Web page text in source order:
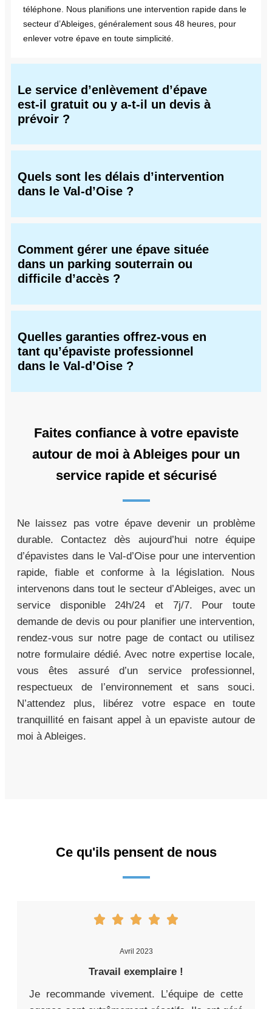
téléphone. Nous planifions une intervention rapide dans le
secteur d’Ableiges, généralement sous 48 heures, pour
enlever votre épave en toute simplicité.
Le service d’enlèvement d’épave
est-il gratuit ou y a-t-il un devis à
prévoir ?
Quels sont les délais d’intervention
dans le Val-d’Oise ?
Comment gérer une épave située
dans un parking souterrain ou
difficile d’accès ?
Quelles garanties offrez-vous en
tant qu’épaviste professionnel
dans le Val-d’Oise ?
Faites confiance à votre epaviste
autour de moi à Ableiges pour un
service rapide et sécurisé
Ne laissez pas votre épave devenir un problème
durable. Contactez dès aujourd’hui notre équipe
d’épavistes dans le Val-d’Oise pour une intervention
rapide, fiable et conforme à la législation. Nous
intervenons dans tout le secteur d’Ableiges, avec un
service disponible 24h/24 et 7j/7. Pour toute
demande de devis ou pour planifier une intervention,
rendez-vous sur notre page de contact ou utilisez
notre formulaire dédié. Avec notre expertise locale,
vous êtes assuré d’un service professionnel,
respectueux de l’environnement et sans souci.
N’attendez plus, libérez votre espace en toute
tranquillité en faisant appel à un epaviste autour de
moi à Ableiges.
Ce qu'ils pensent de nous
Avril 2023
Travail exemplaire !
Je recommande vivement. L’équipe de cette